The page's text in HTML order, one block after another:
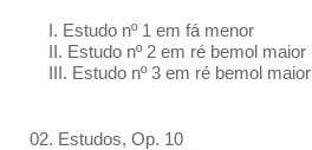
I. Estudo nº 1 em fá menor
II. Estudo nº 2 em ré bemol maior
III. Estudo nº 3 em ré bemol maior
02. Estudos, Op. 10